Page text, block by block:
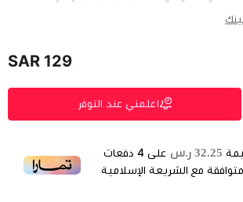
129 SAR
اعلمني عند التوفر
32.25 ر.س على 4دفعات
مع الشريعة الإسلامية